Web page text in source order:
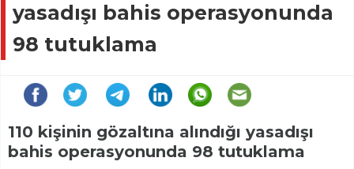
yasadışı bahis operasyonunda
98 tutuklama
110 kişinin gözaltına alındığı yasadışı
bahis operasyonunda 98 tutuklama